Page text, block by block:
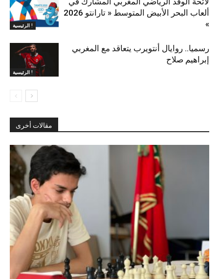
الرئيسية !
ألعاب البحر الأبيض المتوسط « تارانتو 2026
»
الرئيسية !
رسميا.. روايال أنتويرب يتعاقد مع المغربي
إبراهيم صلاح
مقالات أخرى